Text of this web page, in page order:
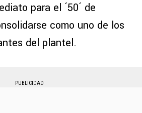
para el ´50´ de
como uno de los
del plantel.
PUBLICIDAD